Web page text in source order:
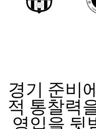
경기 준비
적 통찰력
영입을 뒷